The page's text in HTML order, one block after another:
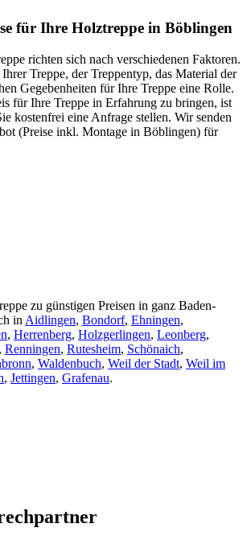
für Ihre Holztreppe in Böblingen
richten sich nach verschiedenen Faktoren.
Treppe, der Treppentyp, das Material der
Gegebenheiten für Ihre Treppe eine Rolle.
für Ihre Treppe in Erfahrung zu bringen, ist
kostenfrei eine Anfrage stellen. Wir senden
(Preise inkl. Montage in Böblingen) für
zu günstigen Preisen in ganz Baden-
in Aidlingen, Bondorf, Ehningen,
, Herrenberg, Holzgerlingen, Leonberg,
, Renningen, Rutesheim, Schönaich,
, Waldenbuch, Weil der Stadt, Weil im
, Jettingen, Grafenau.